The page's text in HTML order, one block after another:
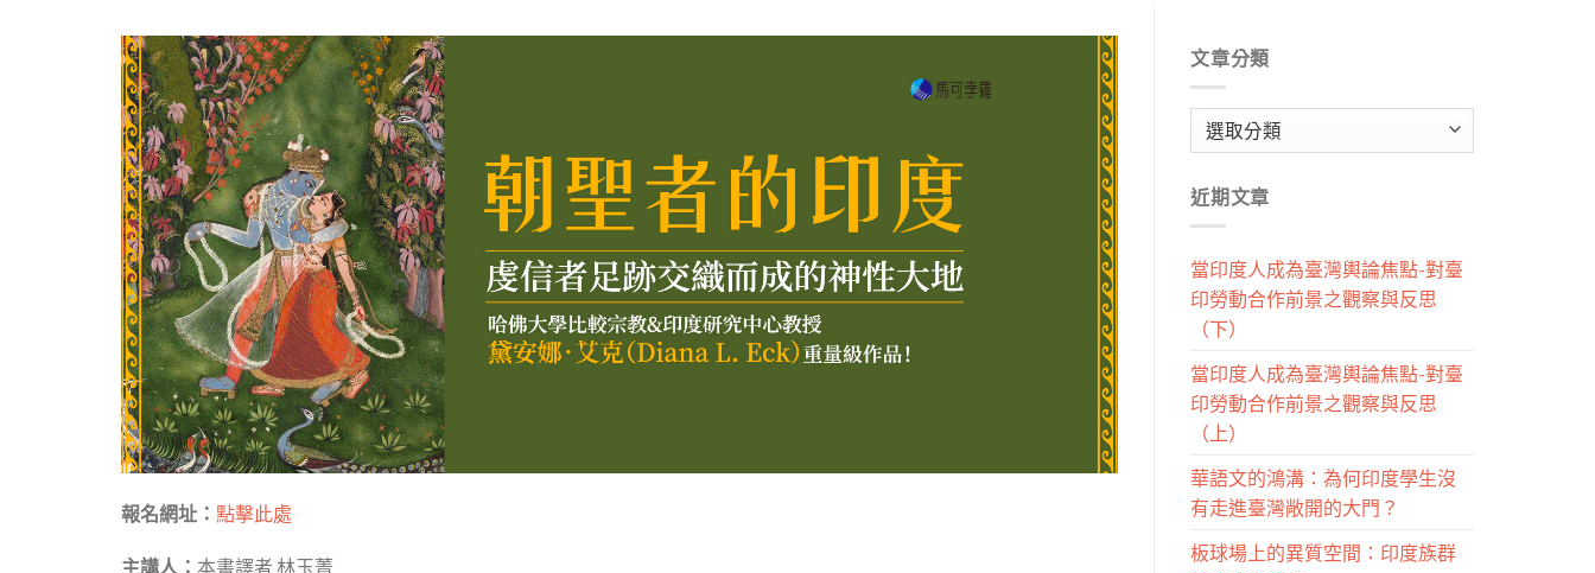
報名網址： 點擊此處
主講人： 本書譯者 林玉菁
文章分類
章
類
近期文章
當印度人成為臺灣輿論焦點-對臺
印勞動合作前景之觀察與反思
（下）
當印度人成為臺灣輿論焦點-對臺
印勞動合作前景之觀察與反思
（上）
華語文的鴻溝：為何印度學生沒
有走進臺灣敞開的大門？
板球場上的異質空間：印度族群